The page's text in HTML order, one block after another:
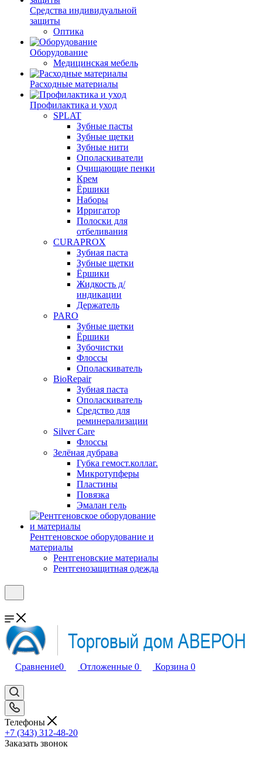
Средства индивидуальной
защиты
Оптика
Оборудование
Медицинская мебель
Расходные материалы
Профилактика и уход
SPLAT
Зубные пасты
Зубные щетки
Зубные нити
Ополаскиватели
Очищающие пенки
Крем
Ёршики
Наборы
Ирригатор
Полоски для
отбеливания
CURAPROX
Зубная паста
Зубные щетки
Ёршики
Жидкость д/
индикации
Держатель
PARO
Зубные щетки
Ёршики
Зубочистки
Флоссы
Ополаскиватель
BioRepair
Зубная паста
Ополаскиватель
Средство для
реминерализации
Silver Care
Флоссы
Зелёная дубрава
Губка гемост.коллаг.
Микротупферы
Пластины
Повязка
Эмалан гель
Рентгеновское оборудование и
материалы
Рентгеновские материалы
Рентгенозащитная одежда
Сравнение0 Отложенные 0 Корзина 0
Телефоны
+7 (343) 312-48-20
Заказать звонок